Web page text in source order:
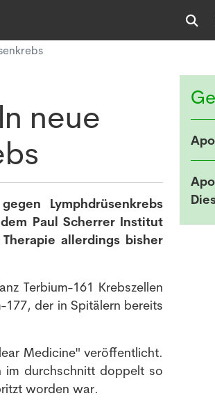
neue
Lymphdrüsenkrebs
Paul Scherrer Institut
allerdings bisher
Terbium-161 Krebszellen
der in Spitälern bereits
Medicine" veröffentlicht.
im durchschnitt doppelt so
worden war.